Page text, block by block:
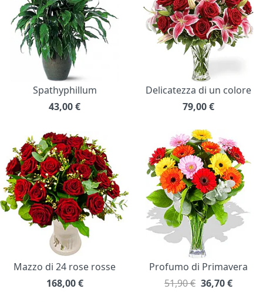
Spathyphillum
43,00€
Delicatezza di un colore
79,00€
Mazzo di 24 rose rosse
168,00 €
Profumo di Primavera
51,90 € 36,70€